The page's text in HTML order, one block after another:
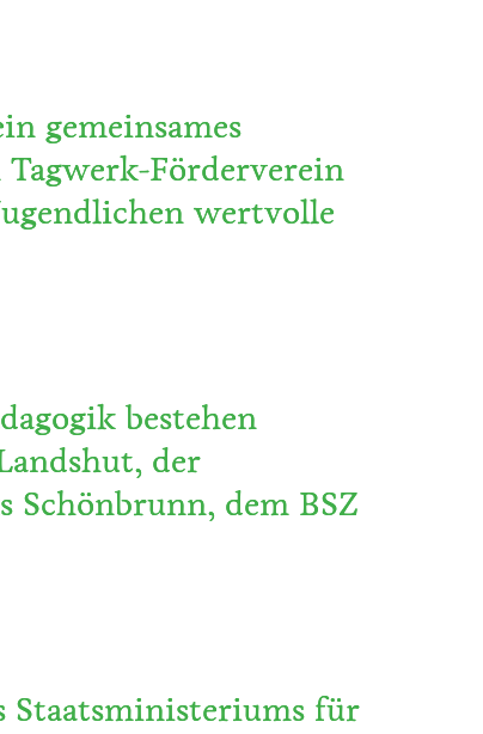
gemeinsames
Förderverein
wertvolle
bestehen
der
Schönbrunn, dem BSZ
Staatsministeriums für